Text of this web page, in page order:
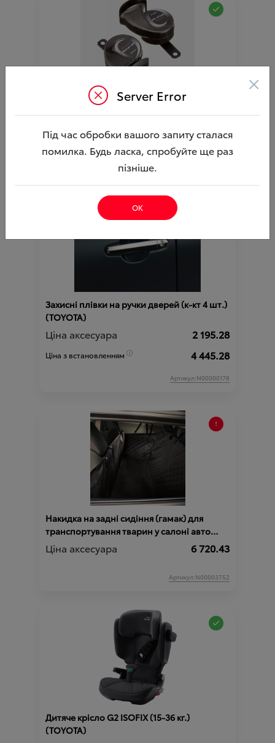
Сигнали звукові Premium Horn TOYOTA
Ціна аксесуара 9 106.33
Ціна з встановленням 10 156.33
Захисні плівки на ручки дверей (к-кт 4 шт.)
(TOYOTA)
Ціна аксесуара 2 195.28
Ціна з встановленням 4 445.28
Артикул:N00000178
Накидка на задні сидіння (гамак) для
транспортування тварин у салоні авто
(TOYOTA)
Ціна аксесуара 6 720.43
Артикул:N00003752
Дитяче крісло G2 ISOFIX (15-36 кг.)
(TOYOTA)
Server Error ×
Під час обробки вашого запиту сталася
помилка. Будь ласка, спробуйте ще раз
пізніше.
ОК